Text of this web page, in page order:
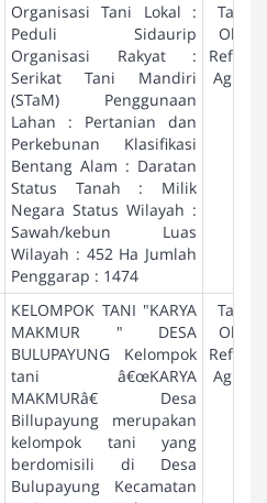
Organisasi Tani Lokal :
Peduli Sidaurip
Organisasi Rakyat :
Serikat Tani Mandiri
(STaM) Penggunaan
Lahan : Pertanian dan
Perkebunan Klasifikasi
Bentang Alam : Daratan
Status Tanah : Milik
Negara Status Wilayah :
Sawah/kebun Luas
Wilayah : 452 Ha Jumlah
Penggarap : 1474
Tanah
Objek
Agraria
KELOMPOK TANI "KARYA
MAKMUR " DESA
BULUPAYUNG Kelompok
tani â€œKARYA
MAKMURâ€ Desa
Billupayung merupakan
kelompok tani yang
berdomisili di Desa
Bulupayung Kecamatan
Tanah
Objek
Agraria